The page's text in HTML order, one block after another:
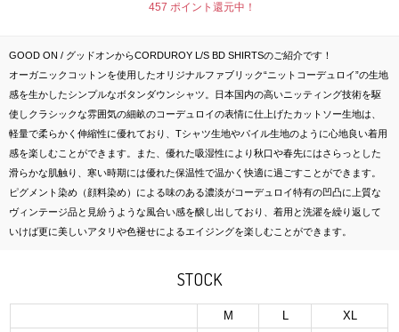
457 ポイント還元中！
GOOD ON / グッドオンからCORDUROY L/S BD SHIRTSのご紹介です！
オーガニックコットンを使用したオリジナルファブリック“ニットコーデュロイ”の生地
感を生かしたシンプルなボタンダウンシャツ。日本国内の高いニッティング技術を駆
使しクラシックな雰囲気の細畝のコーデュロイの表情に仕上げたカットソー生地は、
軽量で柔らかく伸縮性に優れており、Tシャツ生地やパイル生地のように心地良い着用
感を楽しむことができます。また、優れた吸湿性により秋口や春先にはさらっとした
滑らかな肌触り、寒い時期には優れた保温性で温かく快適に過ごすことができます。
ピグメント染め（顔料染め）による味のある濃淡がコーデュロイ特有の凹凸に上質な
ヴィンテージ品と見紛うような風合い感を醸し出しており、着用と洗濯を繰り返して
いけば更に美しいアタリや色褪せによるエイジングを楽しむことができます。
STOCK
M L
XL